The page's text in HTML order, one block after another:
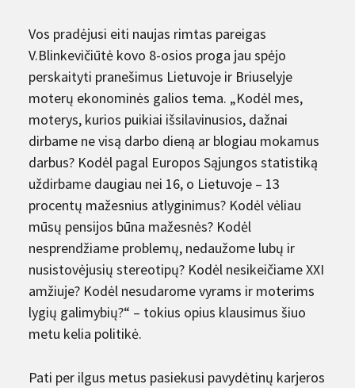
Vos pradėjusi eiti naujas rimtas pareigas
V.Blinkevičiūtė kovo 8-osios proga jau spėjo
perskaityti pranešimus Lietuvoje ir Briuselyje
moterų ekonominės galios tema. „Kodėl mes,
moterys, kurios puikiai išsilavinusios, dažnai
dirbame ne visą darbo dieną ar blogiau mokamus
darbus? Kodėl pagal Europos Sąjungos statistiką
uždirbame daugiau nei 16, o Lietuvoje – 13
procentų mažesnius atlyginimus? Kodėl vėliau
mūsų pensijos būna mažesnės? Kodėl
nesprendžiame problemų, nedaužome lubų ir
nusistovėjusių stereotipų? Kodėl nesikeičiame XXI
amžiuje? Kodėl nesudarome vyrams ir moterims
lygių galimybių?“ – tokius opius klausimus šiuo
metu kelia politikė.
Pati per ilgus metus pasiekusi pavydėtinų karjeros